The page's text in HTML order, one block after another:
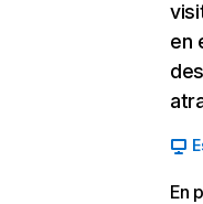
en
En